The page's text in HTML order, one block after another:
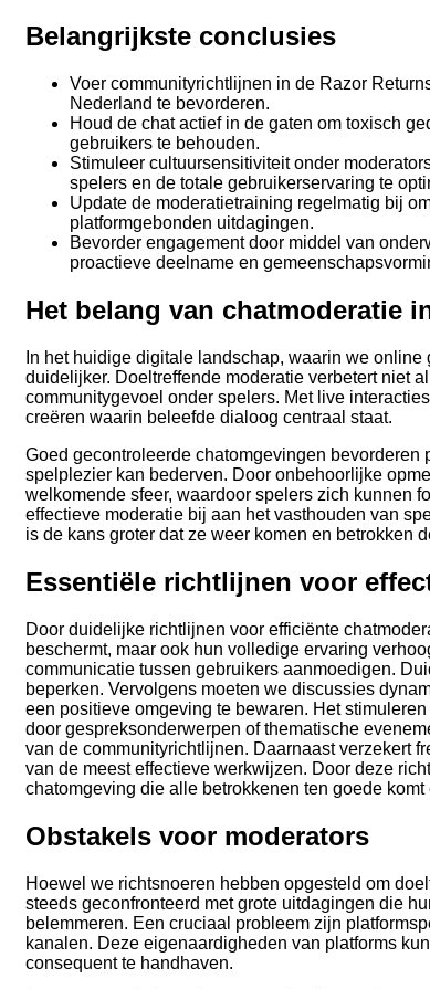
Belangrijkste conclusies
Voer communityrichtlijnen in de Razor
Nederland te bevorderen.
Houd de chat actief in de gaten om toxisch
gebruikers te behouden.
Stimuleer cultuursensitiviteit onder
spelers en de totale gebruikerservaring te
Update de moderatietraining regelmatig bij
platformgebonden uitdagingen.
Bevorder engagement door middel van
proactieve deelname en
Het belang van chatmoderatie
In het huidige digitale landschap, waarin we
duidelijker. Doeltreffende moderatie verbetert niet
communitygevoel onder spelers. Met live
creëren waarin beleefde dialoog centraal staat.
Goed gecontroleerde chatomgevingen
spelplezier kan bederven. Door onbehoorlijke
welkomende sfeer, waardoor spelers zich kunnen
effectieve moderatie bij aan het vasthouden van
is de kans groter dat ze weer komen en betrokken
Essentiële richtlijnen voor
Door duidelijke richtlijnen voor efficiënte
beschermt, maar ook hun volledige ervaring
communicatie tussen gebruikers aanmoedigen.
beperken. Vervolgens moeten we discussies
een positieve omgeving te bewaren. Het
door gespreksonderwerpen of thematische
van de communityrichtlijnen. Daarnaast verzekert
van de meest effectieve werkwijzen. Door deze
chatomgeving die alle betrokkenen ten goede
Obstakels voor moderators
Hoewel we richtsnoeren hebben opgesteld om
steeds geconfronteerd met grote uitdagingen die
belemmeren. Een cruciaal probleem zijn
kanalen. Deze eigenaardigheden van platforms
consequent te handhaven.